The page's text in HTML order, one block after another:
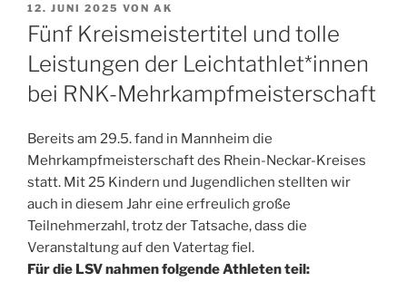
VERÖFFENTLICHT
AM
12. JUNI 2025 VON AK
Fünf Kreismeistertitel und tolle
Leistungen der Leichtathlet*innen
bei RNK-Mehrkampfmeisterschaft
Bereits am 29.5. fand in Mannheim die
Mehrkampfmeisterschaft des Rhein-Neckar-Kreises
statt. Mit 25 Kindern und Jugendlichen stellten wir
auch in diesem Jahr eine erfreulich große
Teilnehmerzahl, trotz der Tatsache, dass die
Veranstaltung auf den Vatertag fiel.
Für die LSV nahmen folgende Athleten teil: